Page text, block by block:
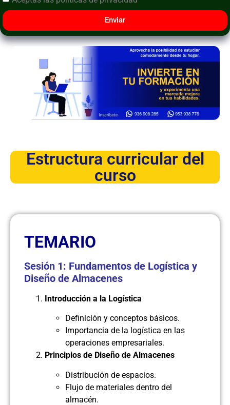
Enviar
Estructura curricular del
curso
TEMARIO
Sesión 1: Fundamentos de Logística y
Diseño de Almacenes
Introducción a la Logística
Definición y conceptos básicos.
Importancia de la logística en las
operaciones empresariales.
Principios de Diseño de Almacenes
Distribución de espacios.
Flujo de materiales dentro del
almacén.